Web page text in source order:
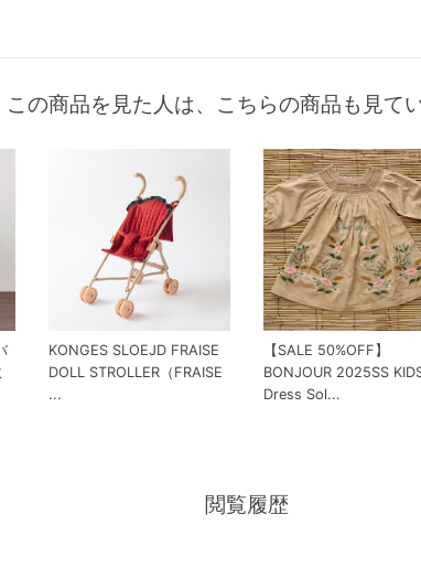
この商品を見た人は、こちらの商品も見て
KONGES SLOEJD FRAISE
DOLL STROLLER（FRAISE
...
【SALE 50%OFF】
BONJOUR 2025SS
Dress Sol...
閲覧履歴